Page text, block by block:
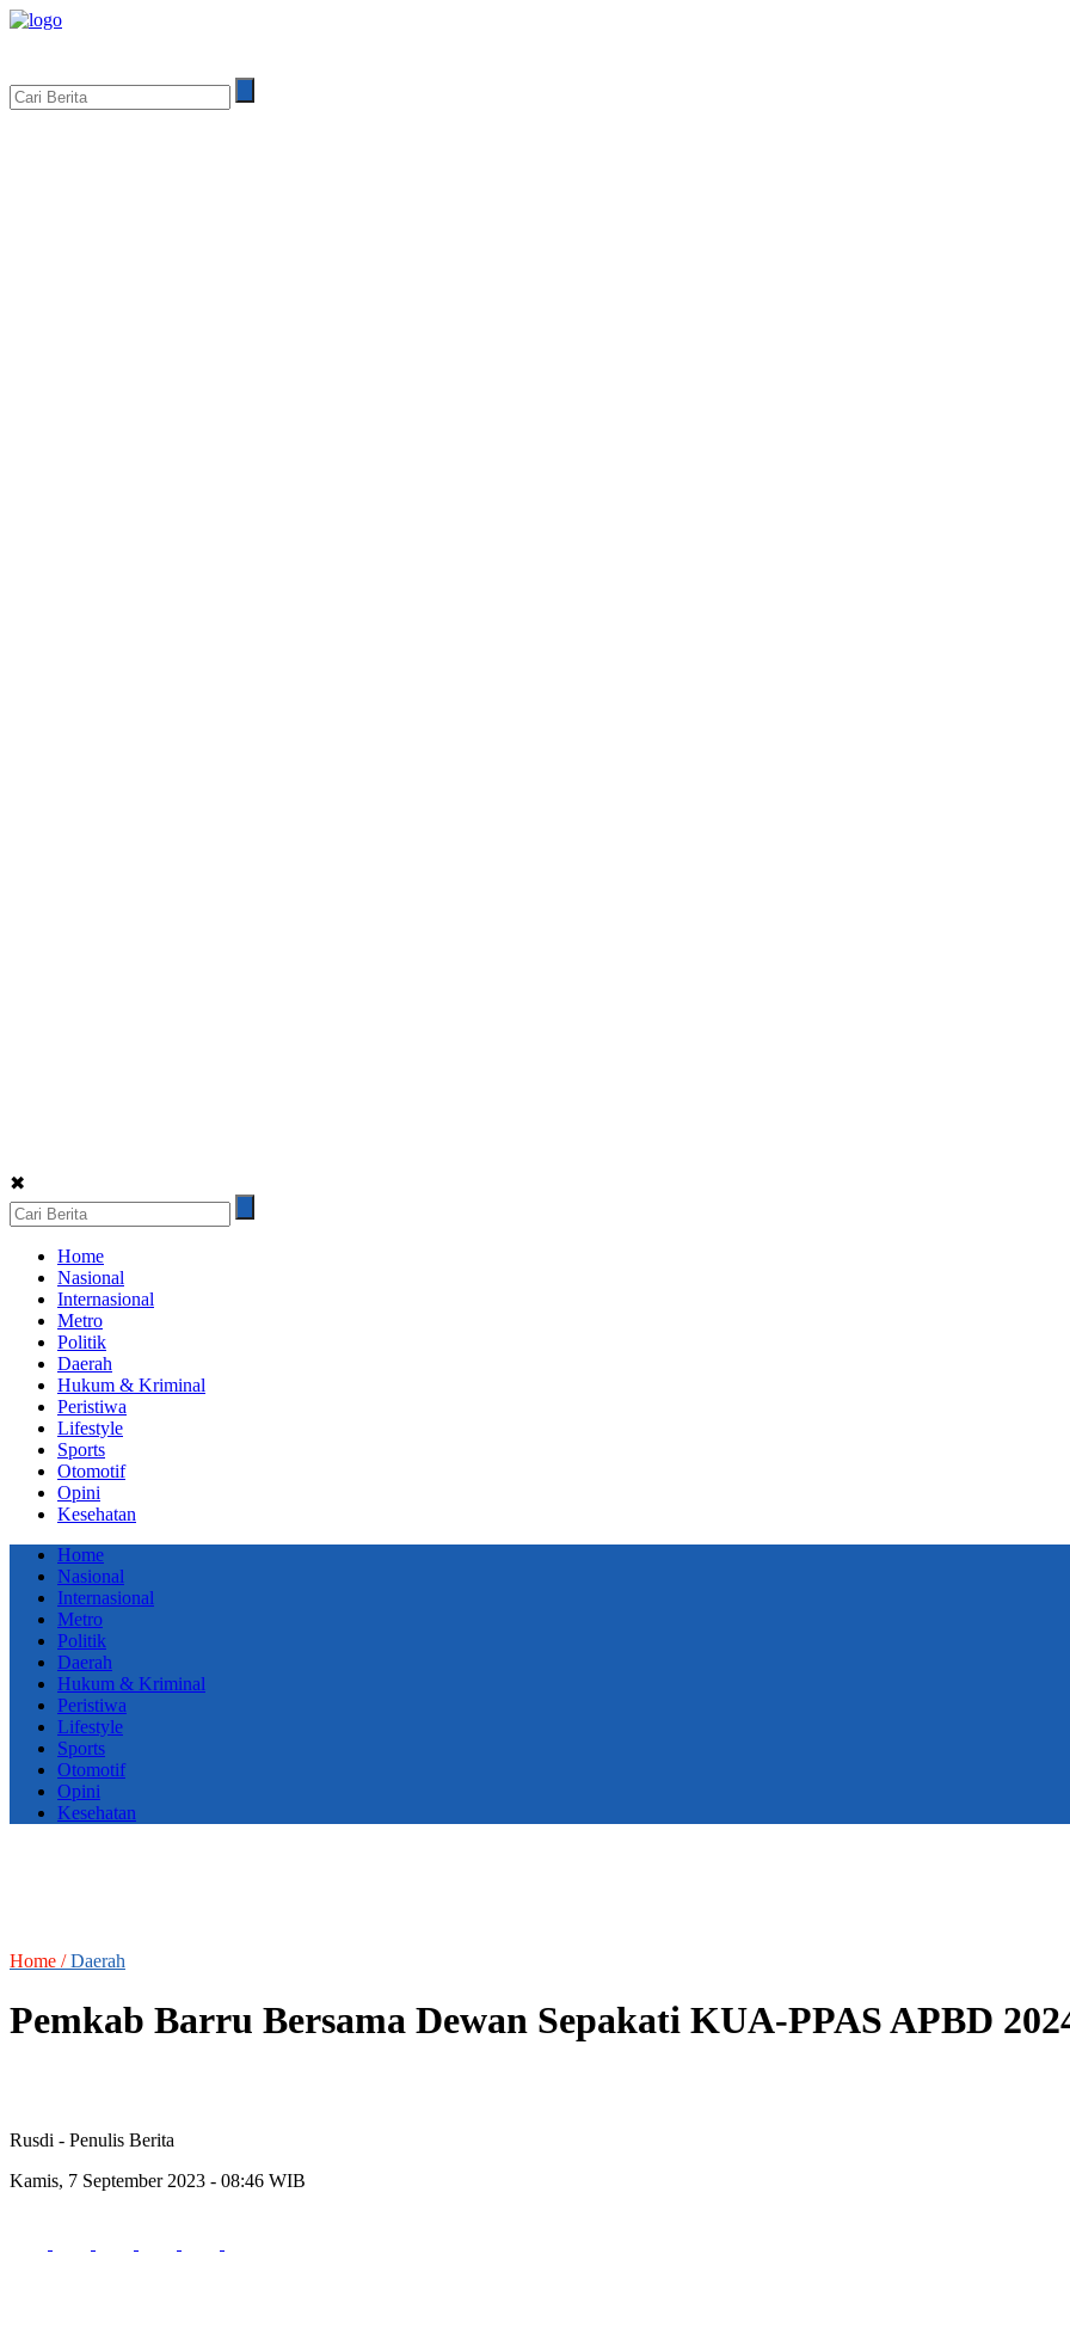
✖
Home
Nasional
Internasional
Metro
Politik
Daerah
Hukum & Kriminal
Peristiwa
Lifestyle
Sports
Otomotif
Opini
Kesehatan
Home
Nasional
Internasional
Metro
Politik
Daerah
Hukum & Kriminal
Peristiwa
Lifestyle
Sports
Otomotif
Opini
Kesehatan
Home /Daerah
Pemkab Barru Bersama Dewan Sepakati KUA-PPAS APBD
Rusdi - Penulis Berita
Kamis, 7 September 2023 - 08:46 WIB